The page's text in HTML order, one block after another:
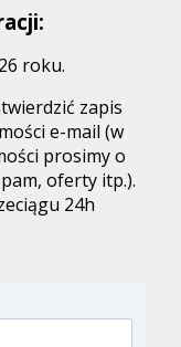
roku.
zapis
e-mail (w
prosimy o
oferty itp.).
24h